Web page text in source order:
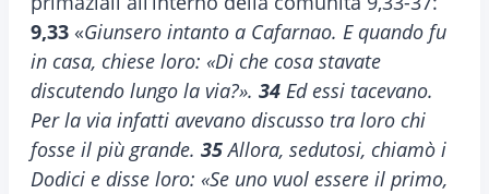
9,33 «Giunsero intanto a Cafarnao. E quando fu
in casa, chiese loro: «Di che cosa stavate
discutendo lungo la via?». 34 Ed essi tacevano.
Per la via infatti avevano discusso tra loro chi
fosse il più grande. 35Allora, sedutosi, chiamò i
Dodici e disse loro: «Se uno vuol essere il primo,